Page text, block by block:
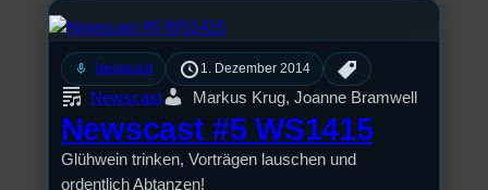
mic Newscast 1. Dezember 2014
Newscast Markus Krug, Joanne Bramwell
Newscast #5 WS1415
Glühwein trinken, Vorträgen lauschen und
ordentlich Abtanzen!